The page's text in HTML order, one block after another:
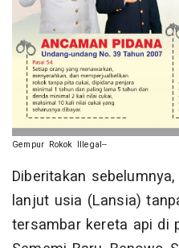
Gempur Rokok Illegal--
Diberitakan
lanjut usia (Lansia)
tersambar kereta api di